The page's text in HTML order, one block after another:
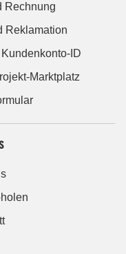
Rechnung
Reklamation
ID
Marktplatz